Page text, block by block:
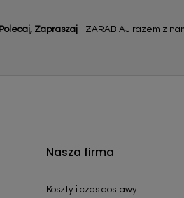
Zapraszaj - ZARABIAJ razem z
Nasza firma
Koszty i czas dostawy